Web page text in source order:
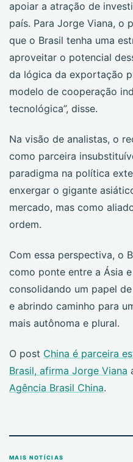
apoiar a atração de
país. Para Jorge Viana, o
que o Brasil tenha uma
aproveitar o potencial
da lógica da exportação
modelo de cooperação
tecnológica”, disse.
Na visão de analistas, o
como parceira
paradigma na política
enxergar o gigante
mercado, mas como
ordem.
Com essa perspectiva, o
como ponte entre a Ásia
consolidando um papel
e abrindo caminho para
mais autônoma e plural.
O post China é parceira
Brasil, afirma Jorge Viana
Agência Brasil China.
MAIS NOTÍCIAS